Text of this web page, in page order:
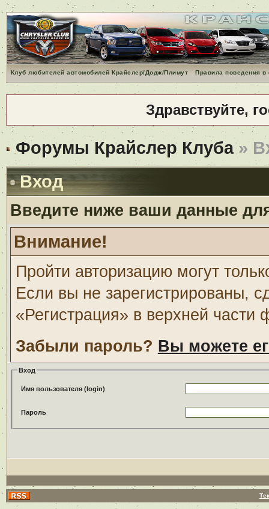
Клуб любителей автомобилей Крайслер/Додж/Плимут Правила поведения
Здравствуйте,
Форумы Крайслер Клуба»
Вход
Введите ниже ваши данные
Внимание!
Пройти авторизацию могут
Если вы не зарегистрированы,
«Регистрация» в верхней части
Забыли пароль? Вы можете
Вход
Имя пользователя (login)
Пароль